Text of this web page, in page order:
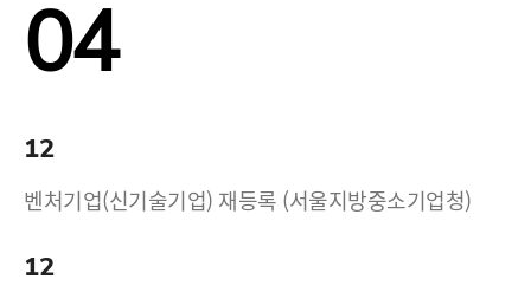
04
12
벤처기업(신기술기업) 재등록 (서울지방중소기업청)
12